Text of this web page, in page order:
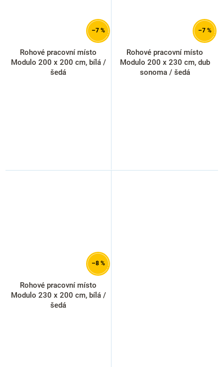
–7 %
Rohové pracovní místo
Modulo 200 x 200 cm, bílá /
šedá
–7 %
Rohové pracovní místo
Modulo 200 x 230 cm, dub
sonoma / šedá
–8 %
Rohové pracovní místo
Modulo 230 x 200 cm, bílá /
šedá